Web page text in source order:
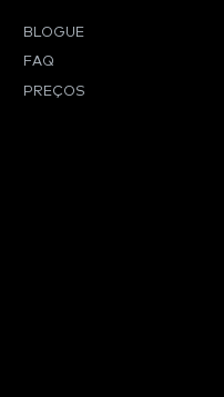
BLOGUE
FAQ
PREÇOS